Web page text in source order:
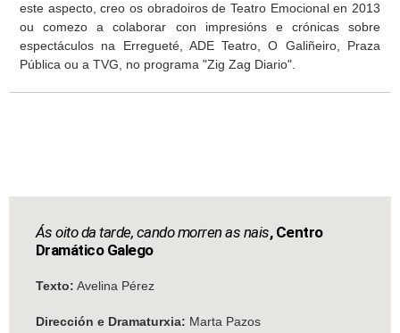
este aspecto, creo os obradoiros de Teatro Emocional en 2013
ou comezo a colaborar con impresións e crónicas sobre
espectáculos na Erregueté, ADE Teatro, O Galiñeiro, Praza
Pública ou a TVG, no programa "Zig Zag Diario".
Ás oito da tarde, cando morren as nais, Centro
Dramático Galego
Texto: Avelina Pérez
Dirección e Dramaturxia: Marta Pazos